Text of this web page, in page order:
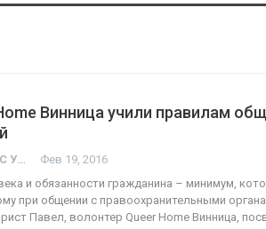
Винница учили правилам
ГЕЙ-АЛЬЯНС УКРАИНА Фев 19, 2016
и обязанности гражданина – минимум,
при общении с правоохранительными
Павел, волонтер Queer Home Винница,
200